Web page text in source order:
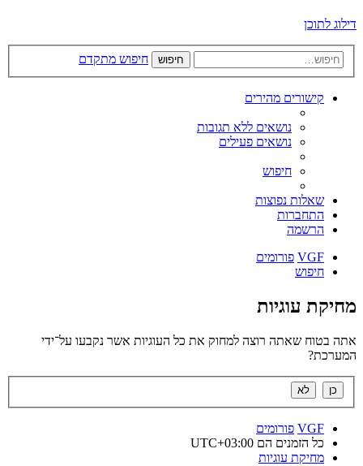
דילוג לתוכן
חיפוש חיפוש מתקדם
קישורים מהירים
נושאים ללא תגובות
נושאים פעילים
חיפוש
שאלות נפוצות
התחברות
הרשמה
VGF פורומים
חיפוש
מחיקת עוגיות
אתה בטוח שאתה רוצה למחוק את כל העוגיות אשר נקבעו על־ידי
המערכת?
VGF פורומים
כל הזמנים הם UTC+03:00
מחיקת עוגיות